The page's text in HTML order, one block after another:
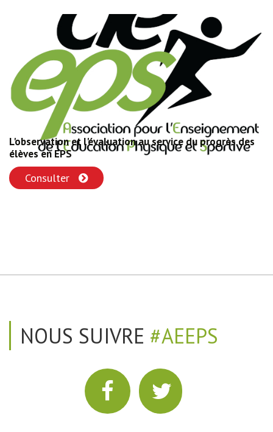
L'observation et l'évaluation au service du progrès des
élèves en EPS
Consulter
NOUS SUIVRE #AEEPS